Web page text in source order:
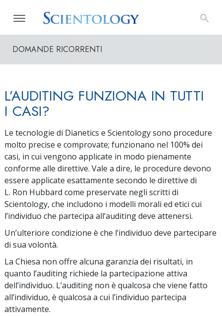
DOMANDE RICORRENTI
L’AUDITING FUNZIONA IN TUTTI
I CASI?
Le tecnologie di Dianetics e Scientology sono procedure
molto precise e comprovate; funzionano nel 100% dei
casi, in cui vengono applicate in modo pienamente
conforme alle direttive. Vale a dire, le procedure devono
essere applicate esattamente secondo le direttive di
L. Ron Hubbard come preservate negli scritti di
Scientology, che includono i modelli morali ed etici cui
l’individuo che partecipa all’auditing deve attenersi.
Un’ulteriore condizione è che l’individuo deve partecipare
di sua volontà.
La Chiesa non offre alcuna garanzia dei risultati, in
quanto l’auditing richiede la partecipazione attiva
dell’individuo. L’auditing non è qualcosa che viene fatto
all’individuo, è qualcosa a cui l’individuo partecipa
attivamente.